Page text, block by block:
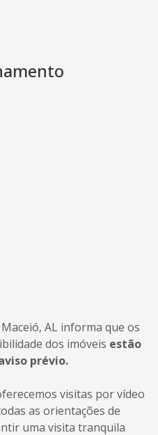
AL informa que os
dos imóveis estão
prévio.
visitas por vídeo
as orientações de
uma visita tranquila